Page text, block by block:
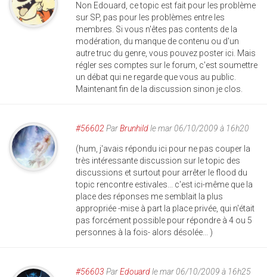
Non Edouard, ce topic est fait pour les problème
sur SP, pas pour les problèmes entre les
membres. Si vous n'êtes pas contents de la
modération, du manque de contenu ou d'un
autre truc du genre, vous pouvez poster ici. Mais
régler ses comptes sur le forum, c'est soumettre
un débat qui ne regarde que vous au public.
Maintenant fin de la discussion sinon je clos.
#56602 ParBrunhildle mar 06/10/2009 à 16h20
(hum, j'avais répondu ici pour ne pas couper la
très intéressante discussion sur le topic des
discussions et surtout pour arrêter le flood du
topic rencontre estivales... c'est ici-même que la
place des réponses me semblait la plus
appropriée -mise à part la place privée, qui n'était
pas forcément possible pour répondre à 4 ou 5
personnes à la fois- alors désolée... )
#56603 ParEdouardle mar 06/10/2009 à 16h25